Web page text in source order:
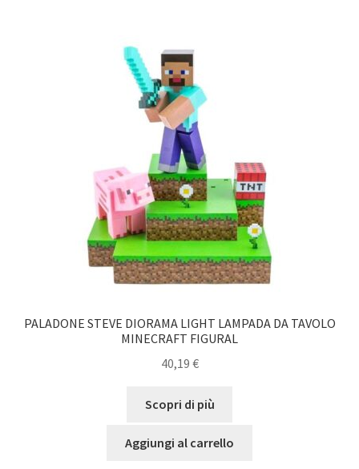
PALADONE STEVE DIORAMA LIGHT LAMPADA DA TAVOLO
MINECRAFT FIGURAL
40,19 €
Scopri di più
Aggiungi al carrello